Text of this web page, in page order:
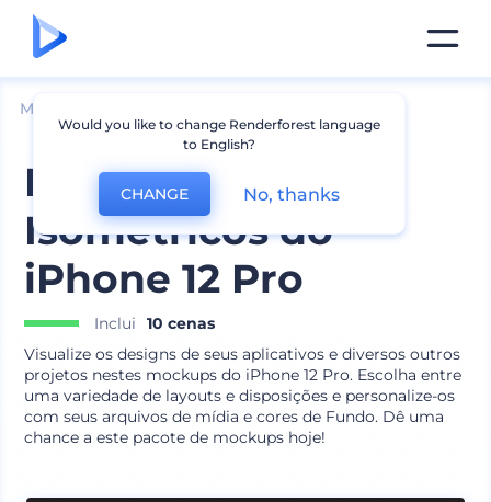
Mockups
Mockups
Isométricos do
iPhone 12 Pro
Inclui
10 cenas
Visualize os designs de seus aplicativos e diversos outros
projetos nestes mockups do iPhone 12 Pro. Escolha entre
uma variedade de layouts e disposições e personalize-os
com seus arquivos de mídia e cores de Fundo. Dê uma
chance a este pacote de mockups hoje!
Would you like to change Renderforest language
to English?
CHANGE No, thanks